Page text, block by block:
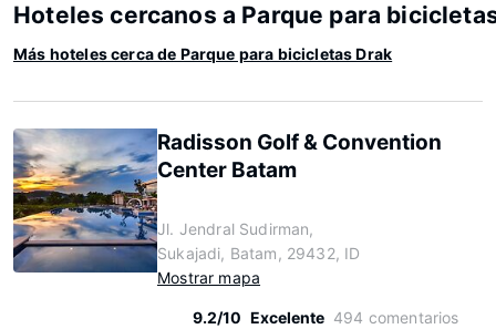
Hoteles cercanos a Parque para
Más hoteles cerca de Parque para bicicletas Drak
Radisson Golf & Convention
Center Batam
Jl. Jendral Sudirman,
Sukajadi, Batam, 29432, ID
Mostrar mapa
9.2/10 Excelente 494 comentarios